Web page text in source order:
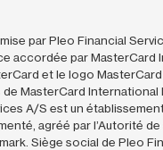
par Pleo Financial
accordée par MasterCard
et le logo
MasterCard International
A/S est un
agréé par l’Autorité de
Siège social de Pleo